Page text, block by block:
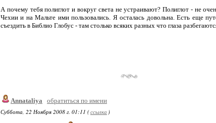
А почему тебя полиглот и вокруг света не устраивают? Полиглот - не
Чехии и на Мальте ими пользовались. Я осталась довольна. Есть еще
съездить в Библио Глобус - там столько всяких разных что глаза
Annataliya
обратиться по имени
Суббота, 22 Ноября 2008 г. 01:11 (ссылка )